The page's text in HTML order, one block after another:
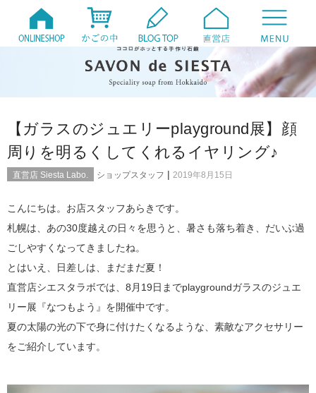
【ガラスのジュエリーplayground展】顔
周りを明るくしてくれるイヤリング♪
直営店 Siesta Labo. ショップスタッフ | 2019年8月15日
こんにちは。お店スタッフあらきです。
札幌は、あの30度越えの日々を思うと、暑さも落ち着き、だいぶ過
ごしやすくなってきましたね。
とはいえ、日差しは、まだまだ夏！
直営店シエスタラボでは、8月19日までplaygroundガラスのジュエ
リー展『なつもよう』を開催中です。
夏の太陽の光の下で身に付けたくなるような、素敵なアクセサリー
をご紹介しています。